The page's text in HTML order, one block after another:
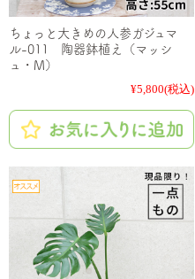
ちょっと大きめの人参ガジュマ
ル-011 陶器鉢植え（マッシ
ュ・M）
¥5,800(税込)